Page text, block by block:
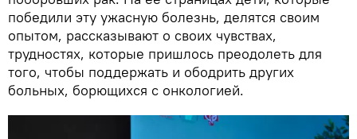
победили эту ужасную болезнь, делятся своим
опытом, рассказывают о своих чувствах,
трудностях, которые пришлось преодолеть для
того, чтобы поддержать и ободрить других
больных, борющихся с онкологией.